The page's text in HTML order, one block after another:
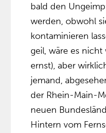
bald den
werden, obwohl
kontaminieren
geil, wäre es
ernst), aber
jemand,
der Rhein-Main-
neuen
Hintern vom